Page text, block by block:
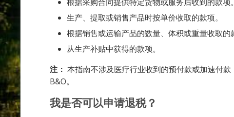
生产、提取或销售产品时按单价收取的款项。
根据销售或运输产品的数量、体积或重量收取的
从生产补贴中获得的款项。
注： 本指南不涉及医疗行业收到的预付款或加速付
B&O。
我是否可以申请退税？